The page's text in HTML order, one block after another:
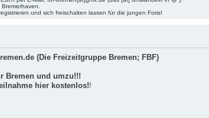
und sich freischalten lassen für die jungen Foris!
(Die Freizeitgruppe Bremen; FBF)
Bremen und umzu!!!
hier kostenlos!!